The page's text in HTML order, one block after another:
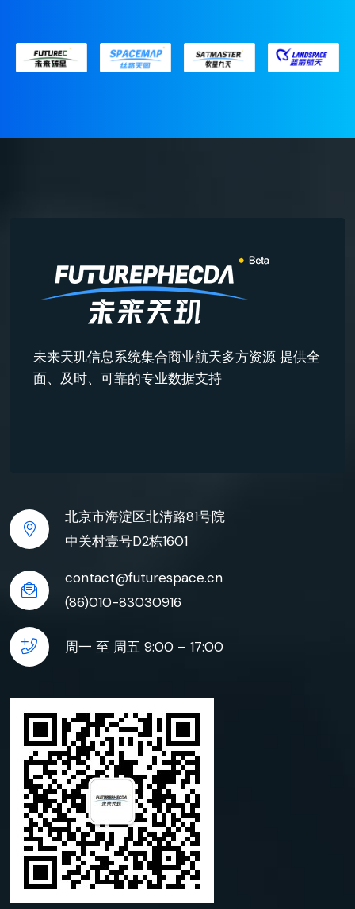
未来天玑信息系统集合商业航天多方资源 提供全
面、及时、可靠的专业数据支持
北京市海淀区北清路81号院
中关村壹号D2栋1601
contact@futurespace.cn
(86)010-83030916
周一 至 周五 9:00 – 17:00